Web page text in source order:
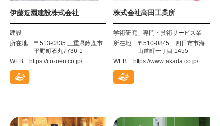
伊藤造園建設株式会社
建設
所在地
〒513-0835 三重県鈴鹿市
平野町石丸7736-1
WEB
https://itozoen.co.jp/
株式会社高田工業所
学術研究、専門・技術サービス業
所在地
〒510-0845 四日市市海
山道町一丁目 1455
WEB
https://www.takada.co.jp/